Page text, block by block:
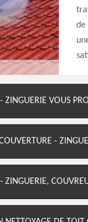
de
ZINGUERIE VOUS
-
ZINGUERIE,